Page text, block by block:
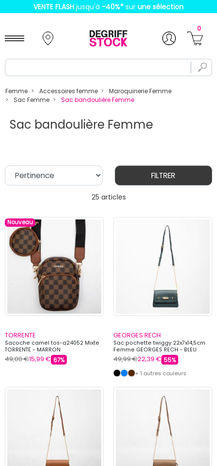
VENTE FLASH jusqu'à -40%* sur une sélection
0
Femme Accessoires femme
Maroquinerie Femme
Sac Femme
Sac bandoulière Femme
Sac bandoulière Femme
25 articles
FILTRER
Nouveau
TORRENTE
Sacoche camel tos-a24052 Mixte
TORRENTE - MARRON
49,00 €15,99 € 67%
GEORGES RECH
Sac pochette twiggy 22x7x14,5cm
Femme GEORGES RECH - BLEU
49,99 €22,39 € 55%
+ 1 autres couleurs